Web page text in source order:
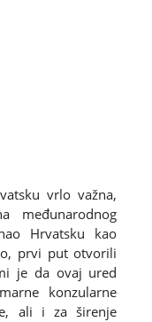
vrlo važna,
međunarodnog
Hrvatsku kao
prvi put otvorili
je da ovaj ured
konzularne
ali i za širenje